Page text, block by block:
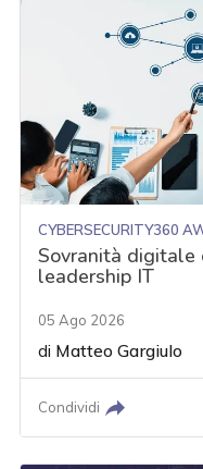
CYBERSECURITY360
Sovranità digitale
leadership IT
05 Ago 2026
di Matteo Gargiulo
Condividi